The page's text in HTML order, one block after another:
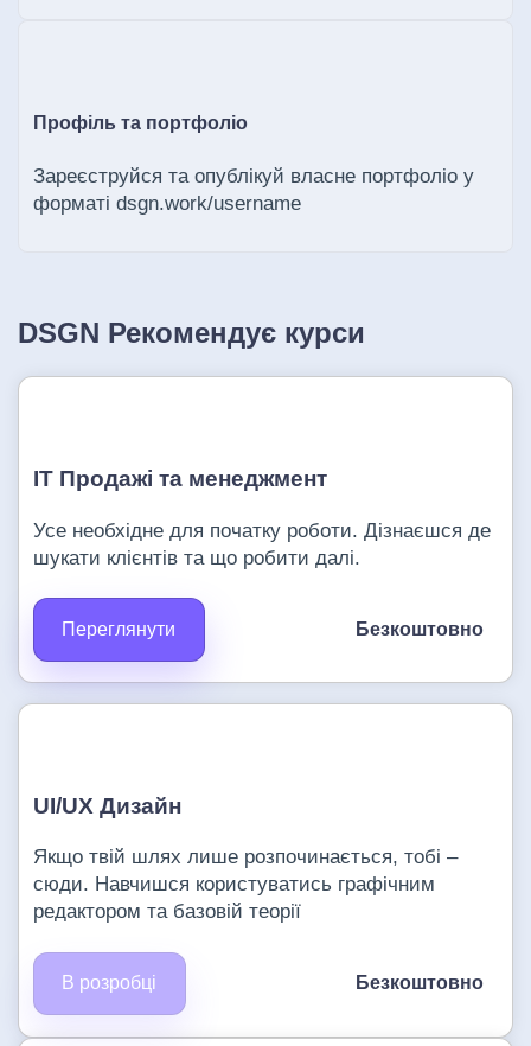
Профіль та портфоліо
Зареєструйся та опублікуй власне портфоліо у
форматі dsgn.work/username
DSGN Рекомендує курси
ІТ Продажі та менеджмент
Усе необхідне для початку роботи. Дізнаєшся де
шукати клієнтів та що робити далі.
Переглянути Безкоштовно
UI/UX Дизайн
Якщо твій шлях лише розпочинається, тобі –
сюди. Навчишся користуватись графічним
редактором та базовій теорії
В розробці Безкоштовно